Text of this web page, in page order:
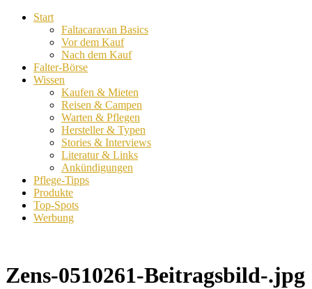
Start
Faltacaravan Basics
Vor dem Kauf
Nach dem Kauf
Falter-Börse
Wissen
Kaufen & Mieten
Reisen & Campen
Warten & Pflegen
Hersteller & Typen
Stories & Interviews
Literatur & Links
Ankündigungen
Pflege-Tipps
Produkte
Top-Spots
Werbung
Zens-0510261-Beitragsbild-.jpg